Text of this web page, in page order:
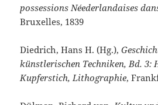
possessions Néederlandaises
Bruxelles, 1839
Diedrich, Hans H. (Hg.),
künstlerischen Techniken, Bd. 3:
Kupferstich, Lithographie,